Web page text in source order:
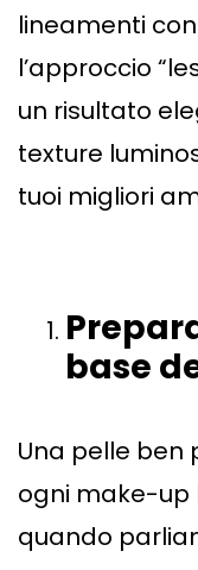
lineamenti
l’approccio
un risultato
texture
tuoi migliori
base
Una pelle ben
ogni make-up
quando